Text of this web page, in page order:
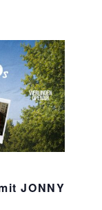
JONNY